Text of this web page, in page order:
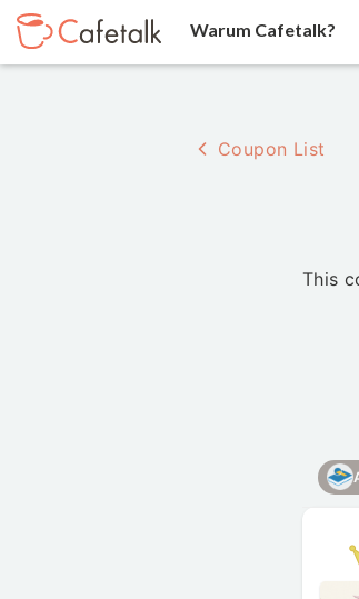
Warum Cafetalk?
Coupon List
This